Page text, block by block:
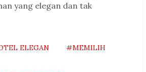
yang elegan dan tak
ELEGAN #MEMILIH